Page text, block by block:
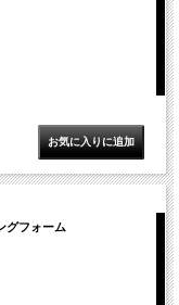
グフォーム